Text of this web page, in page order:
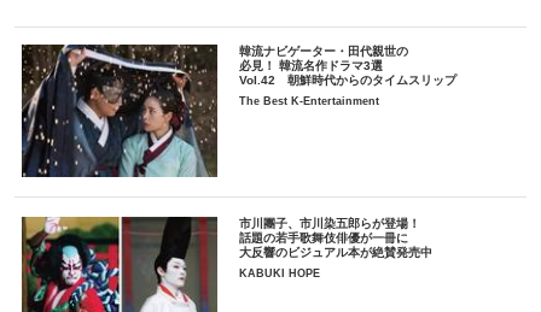
韓流ナビゲーター・田代親世の
必見！ 韓流名作ドラマ3選
Vol.42 朝鮮時代からのタイムスリップ
The Best K-Entertainment
市川團子、市川染五郎らが登場！
話題の若手歌舞伎俳優が一冊に
大反響のビジュアル本が絶賛発売中
KABUKI HOPE